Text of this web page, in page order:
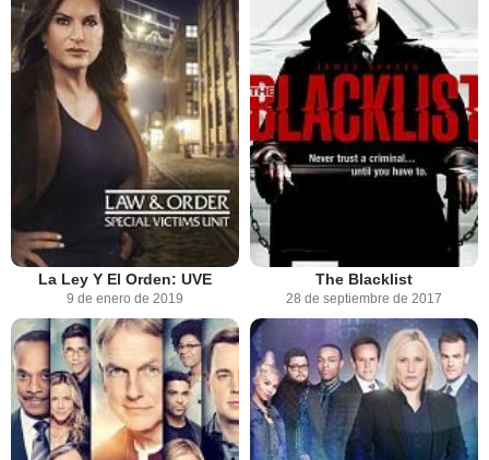
La Ley Y El Orden: UVE
9 de enero de 2019
The Blacklist
28 de septiembre de 2017